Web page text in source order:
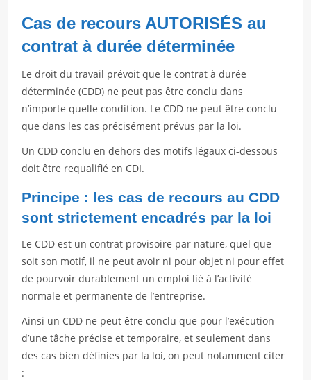
Cas de recours AUTORISÉS au
contrat à durée déterminée
Le droit du travail prévoit que le contrat à durée
déterminée (CDD) ne peut pas être conclu dans
n’importe quelle condition. Le CDD ne peut être conclu
que dans les cas précisément prévus par la loi.
Un CDD conclu en dehors des motifs légaux ci-dessous
doit être requalifié en CDI.
Principe : les cas de recours au CDD
sont strictement encadrés par la loi
Le CDD est un contrat provisoire par nature, quel que
soit son motif, il ne peut avoir ni pour objet ni pour effet
de pourvoir durablement un emploi lié à l’activité
normale et permanente de l’entreprise.
Ainsi un CDD ne peut être conclu que pour l’exécution
d’une tâche précise et temporaire, et seulement dans
des cas bien définies par la loi, on peut notamment citer
: